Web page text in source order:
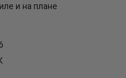
и на плане